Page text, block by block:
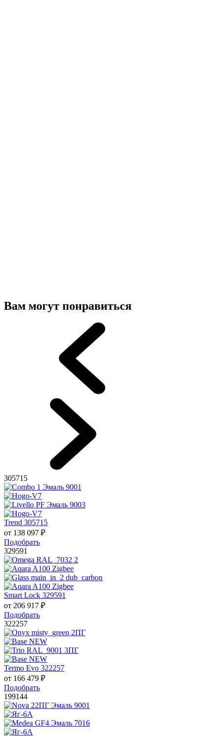
Вам могут понравиться
305715
Trend 305715
от 138 097 ₽
Подобрать
329591
Smart Lock 329591
от 206 917 ₽
Подобрать
322257
Termo Evo 322257
от 166 479 ₽
Подобрать
199144